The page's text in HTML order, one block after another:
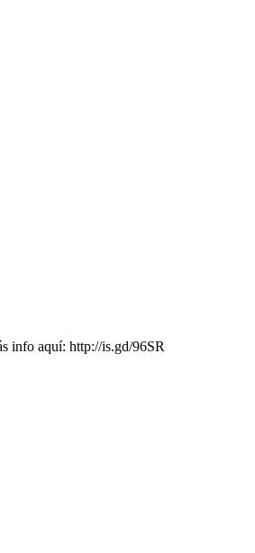
info aquí: http://is.gd/96SR